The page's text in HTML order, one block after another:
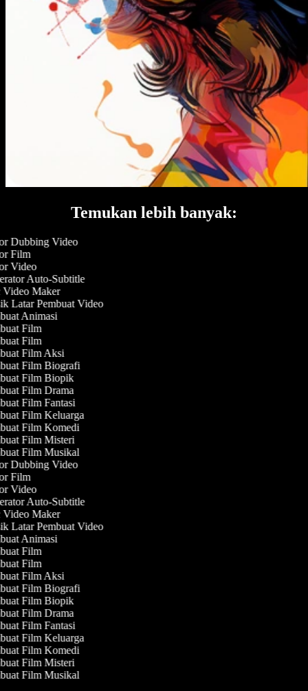
Temukan lebih banyak:
Dubbing Video
Film
Video
Auto-Subtitle
Maker
Latar Pembuat Video
Animasi
Film
Film
Film Aksi
Film Biografi
Film Biopik
Film Drama
Film Fantasi
Film Keluarga
Film Komedi
Film Misteri
Film Musikal
Dubbing Video
Film
Video
Auto-Subtitle
Maker
Latar Pembuat Video
Animasi
Film
Film
Film Aksi
Film Biografi
Film Biopik
Film Drama
Film Fantasi
Film Keluarga
Film Komedi
Film Misteri
Film Musikal